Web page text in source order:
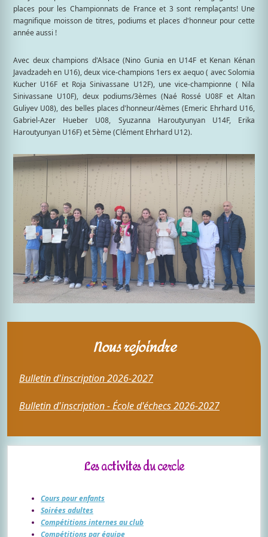
places pour les Championnats de France et 3 sont remplaçants! Une
magnifique moisson de titres, podiums et places d'honneur pour cette
année aussi !
Avec deux champions d'Alsace (Nino Gunia en U14F et Kenan Kénan
Javadzadeh en U16), deux vice-champions 1ers ex aequo ( avec Solomia
Kucher U16F et Roja Sinivassane U12F), une vice-championne ( Nila
Sinivassane U10F), deux podiums/3èmes (Naé Rossé U08F et Altan
Guliyev U08), des belles places d'honneur/4èmes (Emeric Ehrhard U16,
Gabriel-Azer Hueber U08, Syuzanna Haroutyunyan U14F, Erika
Haroutyunyan U16F) et 5ème (Clément Ehrhard U12).
Nous rejoindre
Bulletin d'inscription 2026-2027
Bulletin d'inscription - École d'échecs 2026-2027
Les activités du cercle
Cours pour enfants
Soirées adultes
Compétitions internes au club
Compétitions par équipe